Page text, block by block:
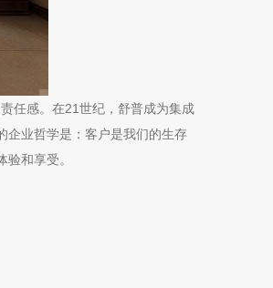
任感。在21世纪，舒普成为集成
企业哲学是：客户是我们的生存
和享受。